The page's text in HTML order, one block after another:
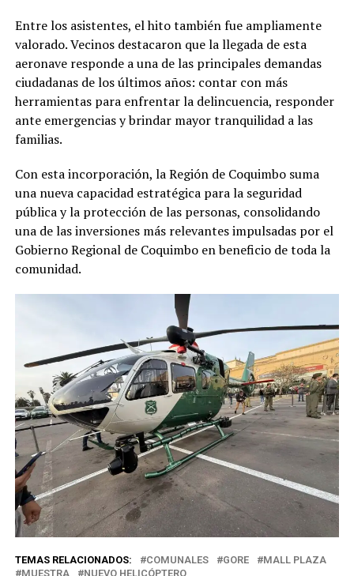
Entre los asistentes, el hito también fue ampliamente
valorado. Vecinos destacaron que la llegada de esta
aeronave responde a una de las principales demandas
ciudadanas de los últimos años: contar con más
herramientas para enfrentar la delincuencia, responder
ante emergencias y brindar mayor tranquilidad a las
familias.
Con esta incorporación, la Región de Coquimbo suma
una nueva capacidad estratégica para la seguridad
pública y la protección de las personas, consolidando
una de las inversiones más relevantes impulsadas por el
Gobierno Regional de Coquimbo en beneficio de toda la
comunidad.
TEMAS RELACIONADOS: COMUNALES GORE
MALL PLAZA
MUESTRA
NUEVO HELICÓPTERO